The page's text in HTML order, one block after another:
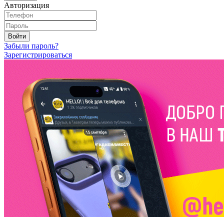
Авторизация
Войти
Забыли пароль?
Зарегистрироваться